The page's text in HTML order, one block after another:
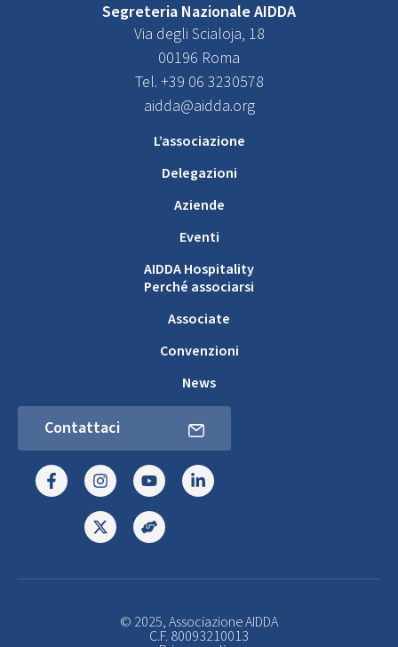
Segreteria Nazionale AIDDA
Via degli Scialoja, 18
00196 Roma
Tel. +39 06 3230578
aidda@aidda.org
L’associazione
Delegazioni
Aziende
Eventi
AIDDA Hospitality
Perché associarsi
Associate
Convenzioni
News
Contattaci
© 2025, Associazione AIDDA
C.F. 80093210013